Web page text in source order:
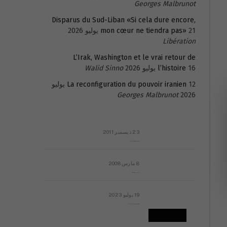
Georges Malbrunot
Disparus du Sud-Liban «Si cela dure encore,
mon cœur ne tiendra pas» 21 يوليو 2026
Libération
L’Irak, Washington et le vrai retour de
l’histoire 16 يوليو 2026
Walid Sinno
La reconfiguration du pouvoir iranien 12 يوليو
2026
Georges Malbrunot
23 ديسمبر 2011
8 مارس 2008
19 يوليو 2023